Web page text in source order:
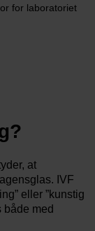
for laboratoriet
at
IVF
eller ”kunstig
både med